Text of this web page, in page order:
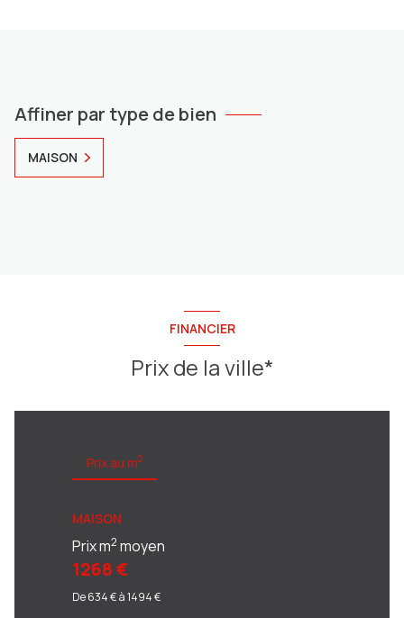
Affiner par type de bien
MAISON
FINANCIER
Prix de la ville*
Prix au m2
MAISON
Prix m2 moyen
1268 €
De 634 € à 1494 €